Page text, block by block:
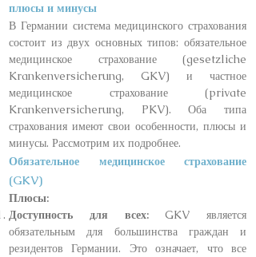
плюсы и минусы
В Германии система медицинского страхования
состоит из двух основных типов: обязательное
медицинское страхование (gesetzliche
Krankenversicherung, GKV) и частное
медицинское страхование (private
Krankenversicherung, PKV). Оба типа
страхования имеют свои особенности, плюсы и
минусы. Рассмотрим их подробнее.
Обязательное медицинское страхование
(GKV)
Плюсы:
Доступность для всех:GKV является
обязательным для большинства граждан и
резидентов Германии. Это означает, что все